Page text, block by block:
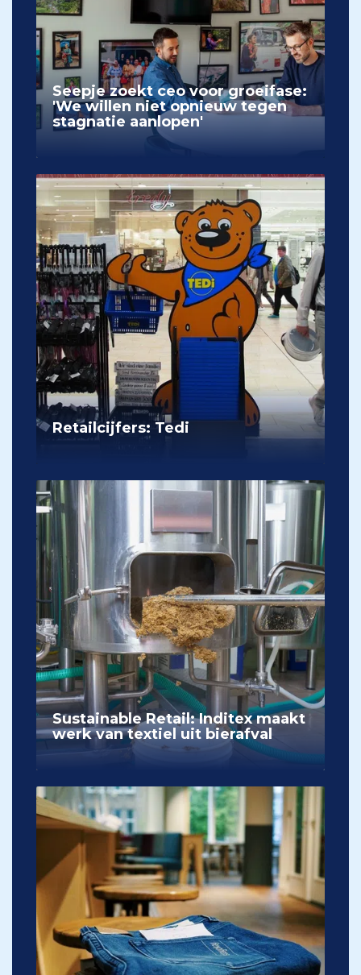
Seepje zoekt ceo voor groeifase:
'We willen niet opnieuw tegen
stagnatie aanlopen'
Retailcijfers: Tedi
Sustainable Retail: Inditex maakt
werk van textiel uit bierafval